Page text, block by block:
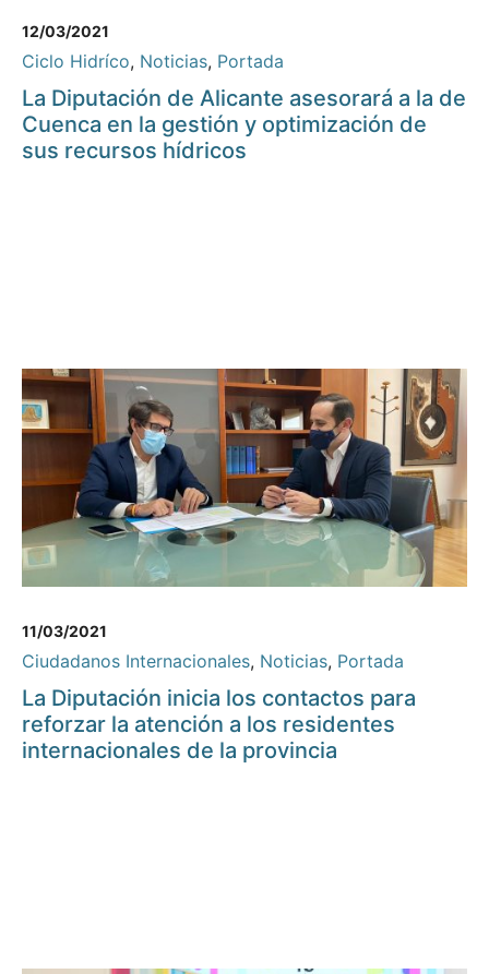
12/03/2021
Ciclo Hidríco, Noticias, Portada
La Diputación de Alicante asesorará a la de
Cuenca en la gestión y optimización de
sus recursos hídricos
11/03/2021
Ciudadanos Internacionales, Noticias, Portada
La Diputación inicia los contactos para
reforzar la atención a los residentes
internacionales de la provincia